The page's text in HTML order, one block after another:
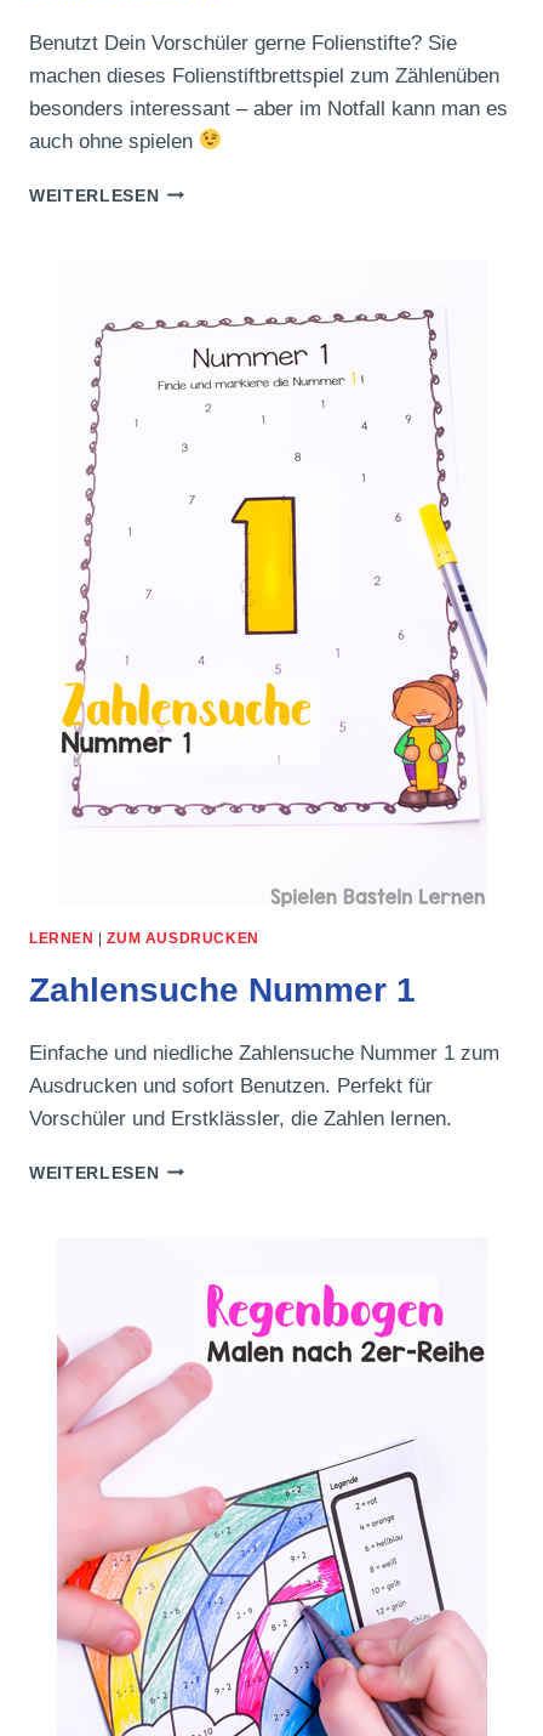
Benutzt Dein Vorschüler gerne Folienstifte? Sie
machen dieses Folienstiftbrettspiel zum Zählenüben
besonders interessant – aber im Notfall kann man es
auch ohne spielen
WEITERLESENFOLIENSTIFTBRETTSPIEL
LERNEN |ZUM AUSDRUCKEN
Zahlensuche Nummer 1
Einfache und niedliche Zahlensuche Nummer 1 zum
Ausdrucken und sofort Benutzen. Perfekt für
Vorschüler und Erstklässler, die Zahlen lernen.
WEITERLESENZAHLENSUCHE